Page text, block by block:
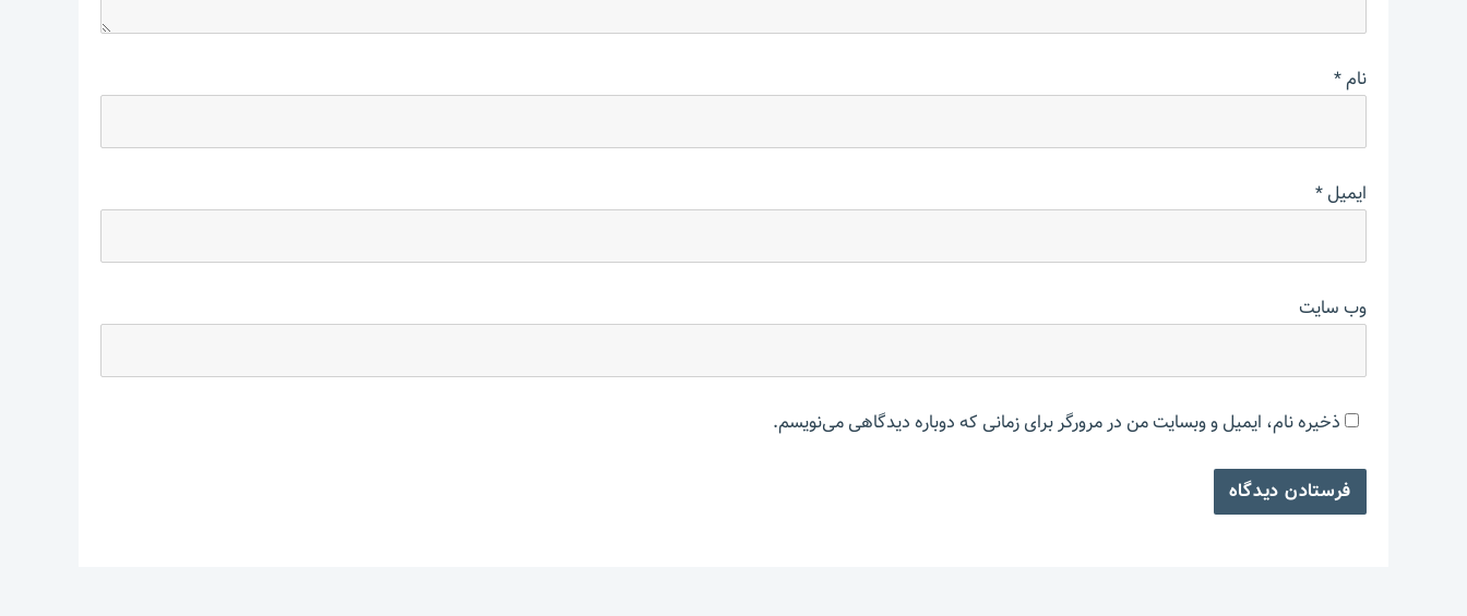
نام*
ایمیل*
وب‌ سایت
ذخیره نام، ایمیل و وبسایت من در مرورگر برای زمانی که دوباره دیدگاهی می‌نویسم.